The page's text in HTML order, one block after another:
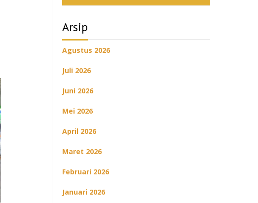
Arsip
Agustus 2026
Juli 2026
Juni 2026
Mei 2026
April 2026
Maret 2026
Februari 2026
Januari 2026